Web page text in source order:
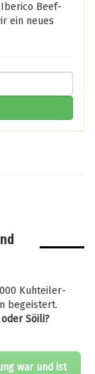
Iberico Beef-
ein neues
Kuhteiler-
begeistert.
Söili?
war und ist